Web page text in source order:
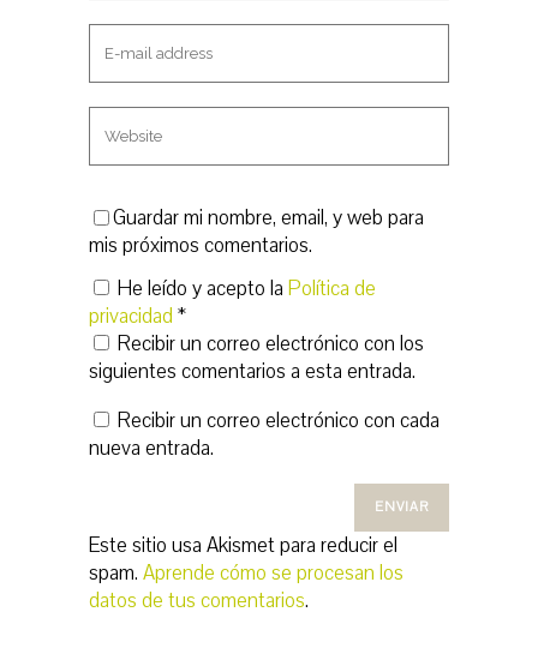
Guardar mi nombre, email, y web para
mis próximos comentarios.
He leído y acepto la Política de
privacidad *
Recibir un correo electrónico con los
siguientes comentarios a esta entrada.
Recibir un correo electrónico con cada
nueva entrada.
Este sitio usa Akismet para reducir el
spam. Aprende cómo se procesan los
datos de tus comentarios.